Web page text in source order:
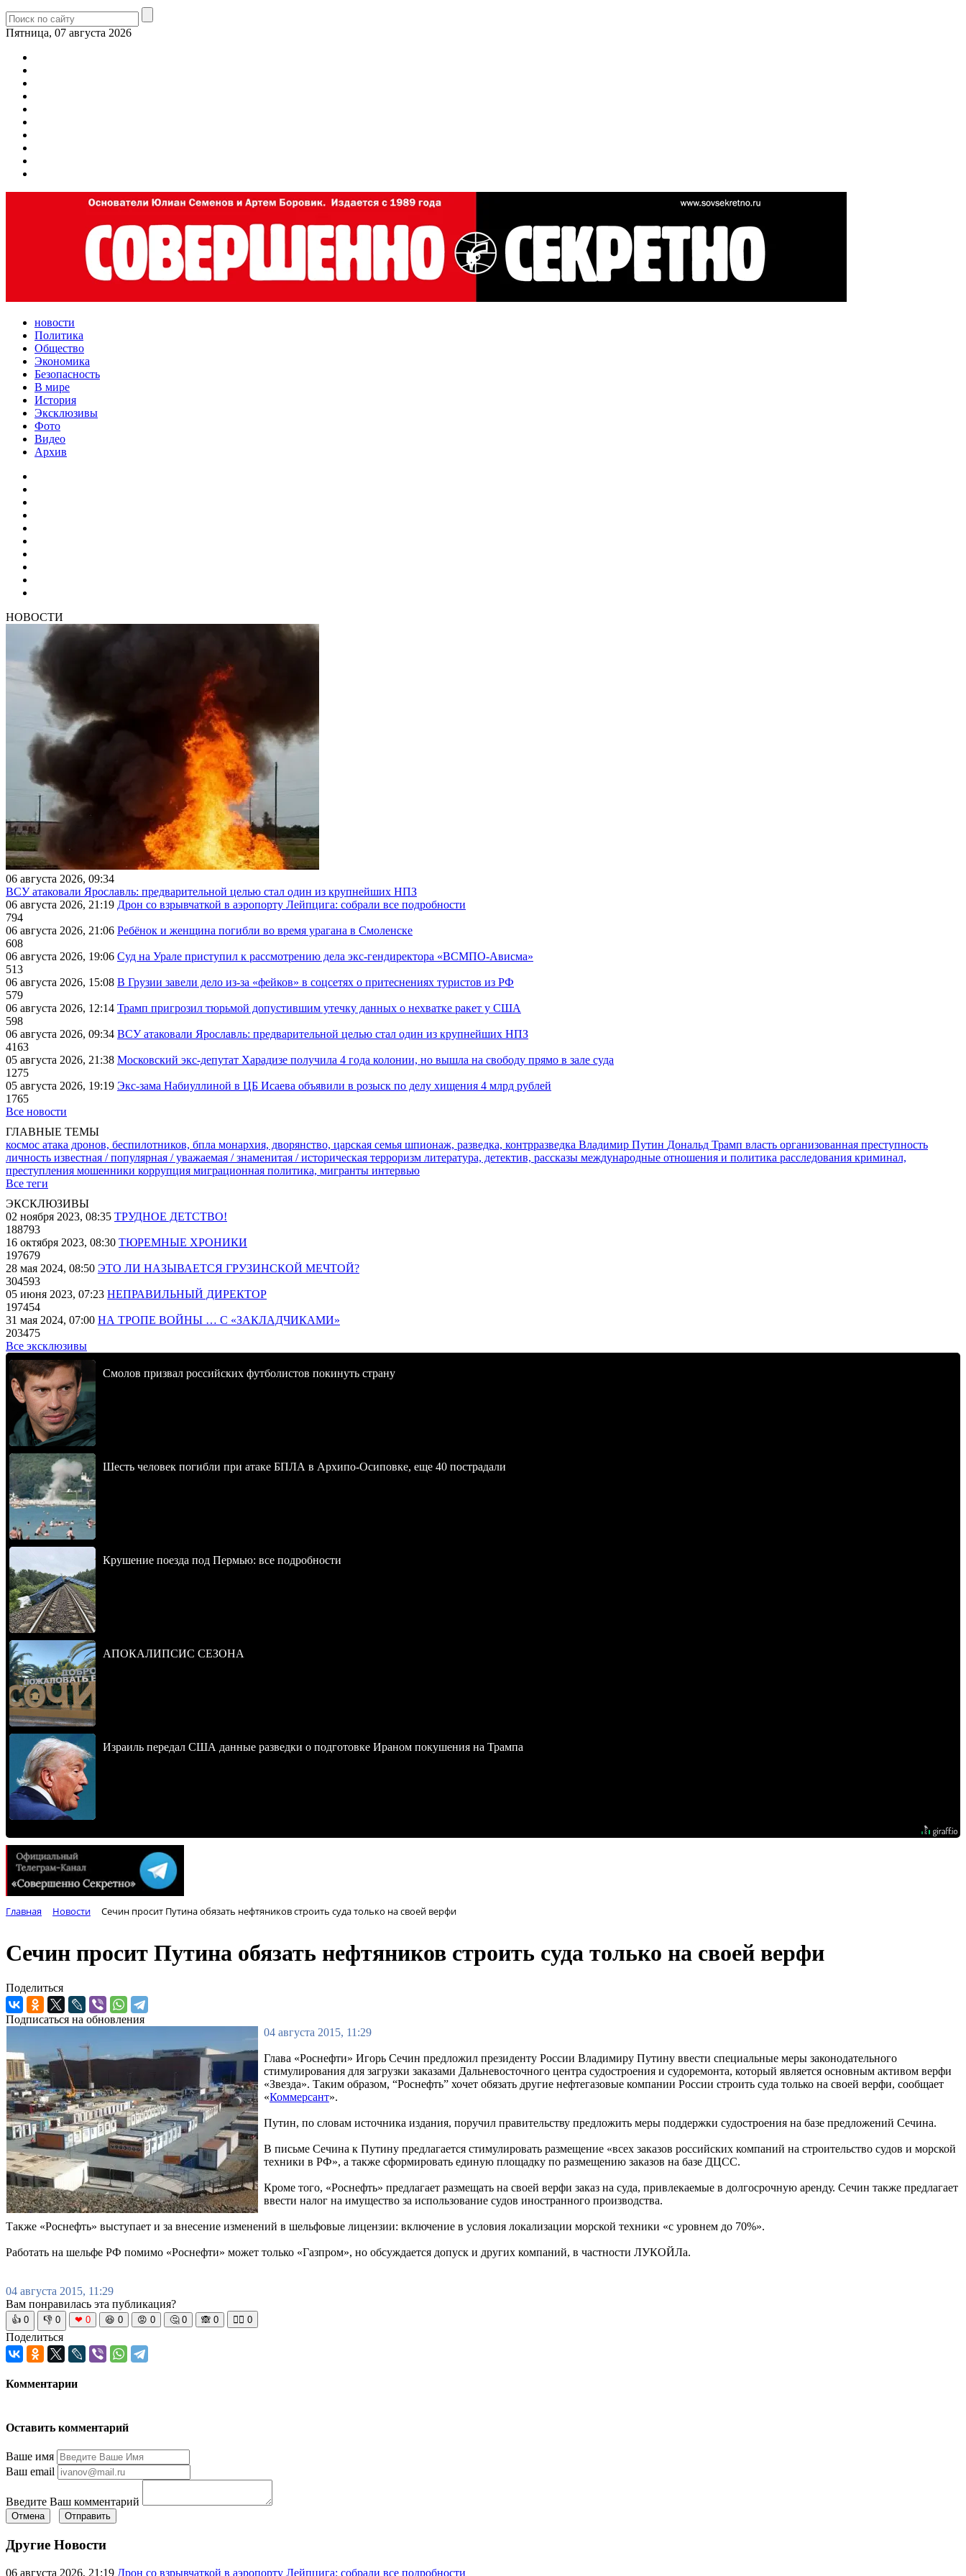
Пятница, 07 августа 2026
новости
Политика
Общество
Экономика
Безопасность
В мире
История
Эксклюзивы
Фото
Видео
Архив
НОВОСТИ
06 августа 2026, 09:34
ВСУ атаковали Ярославль: предварительной целью стал один из крупнейших НПЗ
06 августа 2026, 21:19 Дрон со взрывчаткой в аэропорту Лейпцига: собрали все подробности
794
06 августа 2026, 21:06 Ребёнок и женщина погибли во время урагана в Смоленске
608
06 августа 2026, 19:06 Суд на Урале приступил к рассмотрению дела экс-гендиректора «ВСМПО-Ависма»
513
06 августа 2026, 15:08 В Грузии завели дело из-за «фейков» в соцсетях о притеснениях туристов из РФ
579
06 августа 2026, 12:14 Трамп пригрозил тюрьмой допустившим утечку данных о нехватке ракет у США
598
06 августа 2026, 09:34 ВСУ атаковали Ярославль: предварительной целью стал один из крупнейших НПЗ
4163
05 августа 2026, 21:38 Московский экс-депутат Харадизе получила 4 года колонии, но вышла на свободу прямо в зале суда
1275
05 августа 2026, 19:19 Экс-зама Набиуллиной в ЦБ Исаева объявили в розыск по делу хищения 4 млрд рублей
1765
Все новости
ГЛАВНЫЕ ТЕМЫ
космос атака дронов, беспилотников, бпла монархия, дворянство, царская семья шпионаж, разведка, контрразведка Владимир Путин Дональд Трамп власть организованная преступность
личность известная / популярная / уважаемая / знаменитая / историческая терроризм литература, детектив, рассказы международные отношения и политика расследования криминал,
преступления мошенники коррупция миграционная политика, мигранты интервью
Все теги
ЭКСКЛЮЗИВЫ
02 ноября 2023, 08:35 ТРУДНОЕ ДЕТСТВО!
188793
16 октября 2023, 08:30 ТЮРЕМНЫЕ ХРОНИКИ
197679
28 мая 2024, 08:50 ЭТО ЛИ НАЗЫВАЕТСЯ ГРУЗИНСКОЙ МЕЧТОЙ?
304593
05 июня 2023, 07:23 НЕПРАВИЛЬНЫЙ ДИРЕКТОР
197454
31 мая 2024, 07:00 НА ТРОПЕ ВОЙНЫ … С «ЗАКЛАДЧИКАМИ»
203475
Все эксклюзивы
Смолов призвал российских футболистов покинуть страну
Шесть человек погибли при атаке БПЛА в Архипо-Осиповке, еще 40 пострадали
Крушение поезда под Пермью: все подробности
АПОКАЛИПСИС СЕЗОНА
Израиль передал США данные разведки о подготовке Ираном покушения на Трампа
Главная Новости Сечин просит Путина обязать нефтяников строить суда только на своей верфи
Сечин просит Путина обязать нефтяников строить суда только на своей верфи
Поделиться
Подписаться на обновления
04 августа 2015, 11:29
Глава «Роснефти» Игорь Сечин предложил президенту России Владимиру Путину ввести специальные меры законодательного
стимулирования для загрузки заказами Дальневосточного центра судостроения и судоремонта, который является основным активом верфи
«Звезда». Таким образом, “Роснефть” хочет обязать другие нефтегазовые компании России строить суда только на своей верфи, сообщает
«Коммерсант».
Путин, по словам источника издания, поручил правительству предложить меры поддержки судостроения на базе предложений Сечина.
В письме Сечина к Путину предлагается стимулировать размещение «всех заказов российских компаний на строительство судов и морской
техники в РФ», а также сформировать единую площадку по размещению заказов на базе ДЦСС.
Кроме того, «Роснефть» предлагает размещать на своей верфи заказ на суда, привлекаемые в долгосрочную аренду. Сечин также предлагает
ввести налог на имущество за использование судов иностранного производства.
Также «Роснефть» выступает и за внесение изменений в шельфовые лицензии: включение в условия локализации морской техники «с уровнем до 70%».
Работать на шельфе РФ помимо «Роснефти» может только «Газпром», но обсуждается допуск и других компаний, в частности ЛУКОЙЛа.
04 августа 2015, 11:29
Вам понравилась эта публикация?
👍 0 👎 0 ❤ 0 😆 0 😡 0 🤔 0 🙈 0 🧘‍♀️ 0
Поделиться
Комментарии
Оставить комментарий
Ваше имя
Ваш email
Введите Ваш комментарий
Отмена Отправить
Другие Новости
06 августа 2026, 21:19 Дрон со взрывчаткой в аэропорту Лейпцига: собрали все подробности